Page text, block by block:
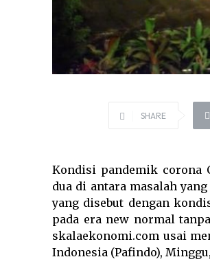
SHARE
Kondisi pandemik corona
dua di antara masalah
yang disebut dengan
pada era new normal
skalaekonomi.com usai
Indonesia (Pafindo),